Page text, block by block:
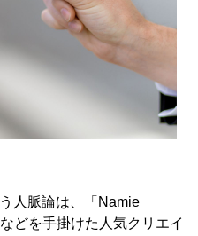
人脈論は、「Namie
どを手掛けた人気クリエイ